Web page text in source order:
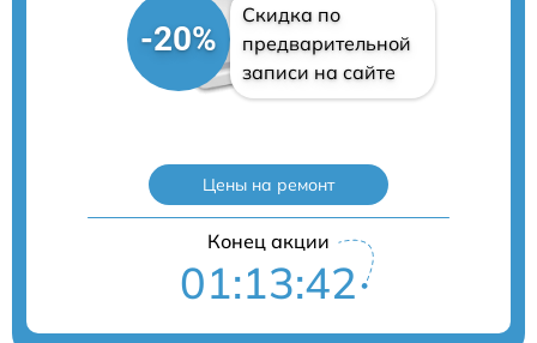
-20%
Скидка по
предварительной
записи на сайте
Цены на ремонт
Конец акции
01:13:41